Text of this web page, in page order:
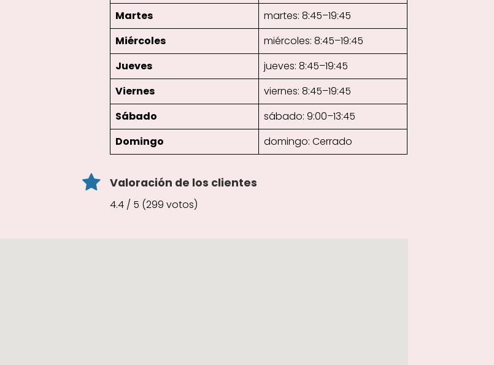
Martes
martes: 8:45–19:45
Miércoles
miércoles: 8:45–19:45
Jueves
jueves: 8:45–19:45
Viernes
viernes: 8:45–19:45
Sábado
sábado: 9:00–13:45
Domingo
domingo: Cerrado
Valoración de los clientes
4.4 / 5 (299 votos)